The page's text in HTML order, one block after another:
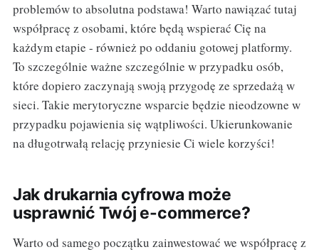
problemów to absolutna podstawa! Warto nawiązać tutaj
współpracę z osobami, które będą wspierać Cię na
każdym etapie - również po oddaniu gotowej platformy.
To szczególnie ważne szczególnie w przypadku osób,
które dopiero zaczynają swoją przygodę ze sprzedażą w
sieci. Takie merytoryczne wsparcie będzie nieodzowne w
przypadku pojawienia się wątpliwości. Ukierunkowanie
na długotrwałą relację przyniesie Ci wiele korzyści!
Jak drukarnia cyfrowa może
usprawnić Twój e-commerce?
Warto od samego początku zainwestować we współpracę z